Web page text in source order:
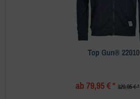
Top Gun® 22010
ab 79,95 € * 129,95 € *